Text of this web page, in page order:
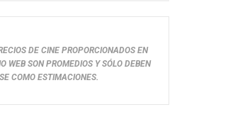
DE CINE PROPORCIONADOS EN
WEB SON PROMEDIOS Y SÓLO DEBEN
COMO ESTIMACIONES.